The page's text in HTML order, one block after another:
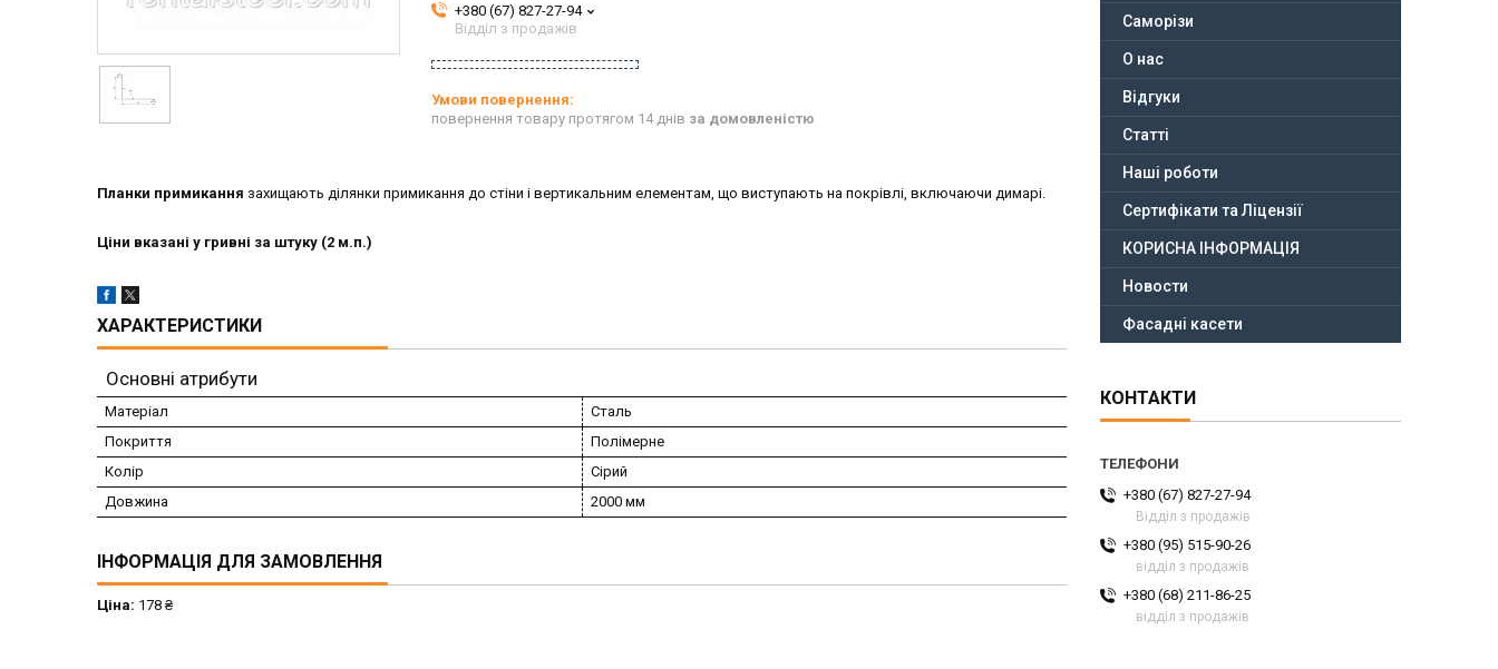
+380 (67) 827-27-94
Відділ з продажів
повернення товару протягом 14 днів за домовленістю
Планки примикання захищають ділянки примикання до стіни і вертикальним елементам, що виступають на покрівлі, включаючи димарі.
Ціни вказані у гривні за штуку (2 м.п.)
ХАРАКТЕРИСТИКИ
Основні атрибути
Матеріал
Сталь
Покриття
Полімерне
Колір
Сірий
Довжина
2000 мм
ІНФОРМАЦІЯ ДЛЯ ЗАМОВЛЕННЯ
Ціна: 178 ₴
Саморізи
О нас
Відгуки
Статті
Наші роботи
Сертифікати та Ліцензії
КОРИСНА ІНФОРМАЦІЯ
Новости
Фасадні касети
КОНТАКТИ
+380 (67) 827-27-94
Відділ з продажів
+380 (95) 515-90-26
відділ з продажів
+380 (68) 211-86-25
відділ з продажів